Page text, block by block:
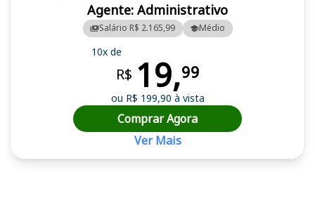
Agente: Administrativo
Salário R$ 2.165,99 Médio
10x de
R$ 19,99
ou R$ 199,90 à vista
Comprar Agora
Ver Mais